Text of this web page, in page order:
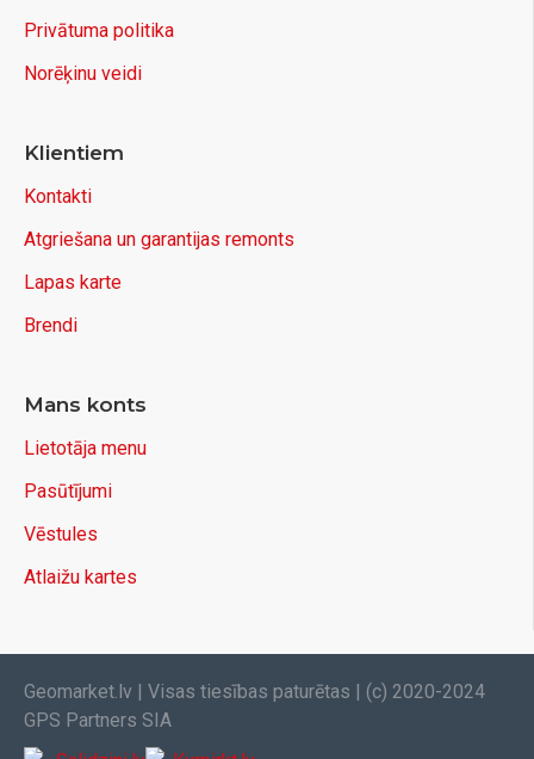
Privātuma politika
Norēķinu veidi
Klientiem
Kontakti
Atgriešana un garantijas remonts
Lapas karte
Brendi
Mans konts
Lietotāja menu
Pasūtījumi
Vēstules
Atlaižu kartes
Geomarket.lv | Visas tiesības paturētas | (c) 2020-2024
GPS Partners SIA